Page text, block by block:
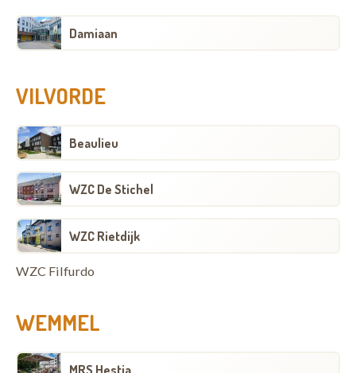
Damiaan
VILVORDE
Beaulieu
WZC De Stichel
WZC Rietdijk
WZC Filfurdo
WEMMEL
MRS Hestia